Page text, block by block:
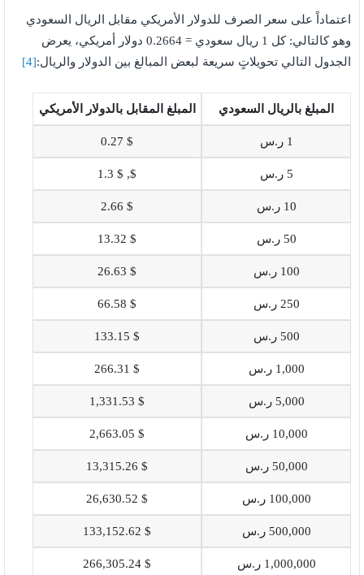
اعتماداً على سعر الصرف للدولار الأمريكي مقابل الريال السعودي
وهو كالتالي: كل 1 ريال سعودي = 0.2664 دولار أمريكي، يعرض
الجدول التالي تحويلاتٍ سريعة لبعض المبالغ بين الدولار والريال:[4]
المبلغ بالريال السعودي المبلغ المقابل بالدولار الأمريكي
1 ر.س $ 0.27
5 ر.س $, $ 1.3
10 ر.س $ 2.66
50 ر.س $ 13.32
100 ر.س $ 26.63
250 ر.س $ 66.58
500 ر.س $ 133.15
1,000 ر.س $ 266.31
5,000 ر.س $ 1,331.53
10,000 ر.س $ 2,663.05
50,000 ر.س $ 13,315.26
100,000 ر.س $ 26,630.52
500,000 ر.س $ 133,152.62
1,000,000 ر.س $ 266,305.24